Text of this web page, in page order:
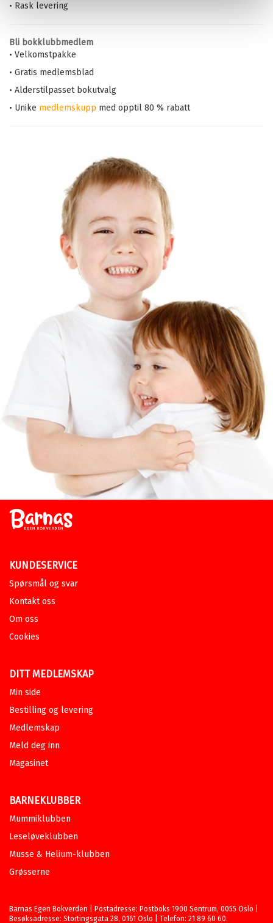
• Rask levering
Bli bokklubbmedlem
• Velkomstpakke
• Gratis medlemsblad
• Alderstilpasset bokutvalg
• Unike medlemskupp med opptil 80 % rabatt
KUNDESERVICE
Spørsmål og svar
Kontakt oss
Om oss
Cookies
DITT MEDLEMSKAP
Min side
Bestilling og levering
Medlemskap
Meld deg inn
Magasinet
BARNEKLUBBER
Mummiklubben
Leseløveklubben
Musse & Helium-klubben
Grøsserne
Barnas Egen Bokverden | Postadresse: Postboks 1900 Sentrum, 0055 Oslo |
Besøksadresse: Stortingsgata 28, 0161 Oslo | Telefon: 21 89 60 60.